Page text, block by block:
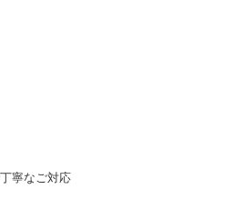
寧なご対応